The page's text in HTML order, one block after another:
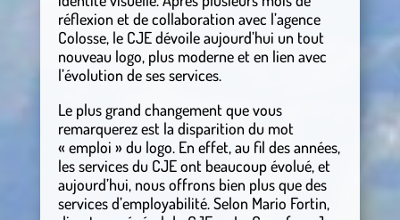
réflexion et de collaboration avec l’agence
Colosse, le CJE dévoile aujourd’hui un tout
nouveau logo, plus moderne et en lien avec
l’évolution de ses services.
Le plus grand changement que vous
remarquerez est la disparition du mot
« emploi » du logo. En effet, au fil des années,
les services du CJE ont beaucoup évolué, et
aujourd’hui, nous offrons bien plus que des
services d’employabilité. Selon Mario Fortin,